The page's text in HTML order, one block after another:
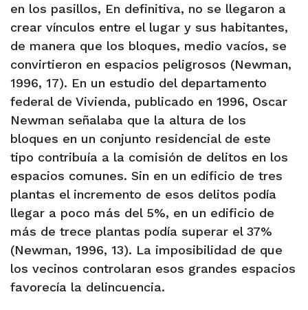
en los pasillos, En definitiva, no se llegaron a
crear vínculos entre el lugar y sus habitantes,
de manera que los bloques, medio vacíos, se
convirtieron en espacios peligrosos (Newman,
1996, 17). En un estudio del departamento
federal de Vivienda, publicado en 1996, Oscar
Newman señalaba que la altura de los
bloques en un conjunto residencial de este
tipo contribuía a la comisión de delitos en los
espacios comunes. Sin en un edificio de tres
plantas el incremento de esos delitos podía
llegar a poco más del 5%, en un edificio de
más de trece plantas podía superar el 37%
(Newman, 1996, 13). La imposibilidad de que
los vecinos controlaran esos grandes espacios
favorecía la delincuencia.